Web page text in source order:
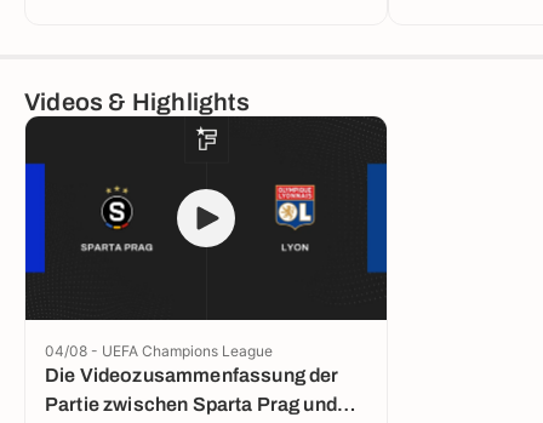
Videos & Highlights
Die Videozusammenfassung der
Partie zwischen Sparta Prag und
04/08 - UEFA Champions League